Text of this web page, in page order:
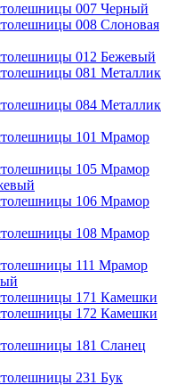
007 Черный
008 Слоновая
012 Бежевый
081 Металлик
084 Металлик
101 Мрамор
105 Мрамор
106 Мрамор
108 Мрамор
111 Мрамор
171 Камешки
172 Камешки
181 Сланец
231 Бук